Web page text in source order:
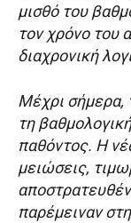
μισθό του
τον χρόνο του
διαχρονική
Μέχρι σήμερα,
τη
παθόντος. Η
μειώσεις,
παρέμειναν